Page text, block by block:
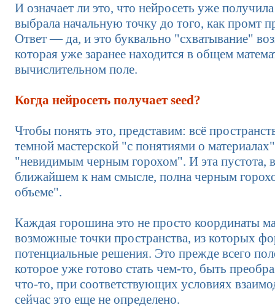
И означает ли это, что нейросеть уже
выбрала начальную точку до того, как промт
Ответ — да, и это буквально "схватывание"
которая уже заранее находится в общем
вычислительном поле.
Когда нейросеть получает seed?
Чтобы понять это, представим: всё
темной мастерской "с понятиями о
"невидимым черным горохом". И эта пустота,
ближайшем к нам смысле, полна черным
объеме".
Каждая горошина это не просто координаты
возможные точки пространства, из которых
потенциальные решения. Это прежде всего
которое уже готово стать чем-то, быть
что-то, при соответствующих условиях
сейчас это еще не определено.